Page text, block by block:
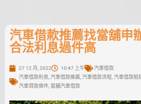
汽車借款推薦找當舖申
合法利息過件高
27 12 月, 2022 10:47 上午
汽車借款
汽車借款利息 汽車借款推薦 汽車借款流程 汽車借款陷
汽車貸款條件, 當舖汽車借款